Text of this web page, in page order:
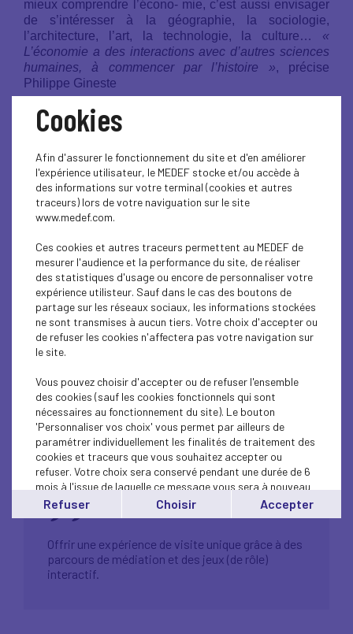
mieux comprendre l’écono- mie, c’est aussi envisager
de s’intéresser à la géographie, la sociologie,
l’architecture, l’art, la technologie, la culture… «
L’économie a des interactions avec d’autres sciences
humaines, à commencer par l’histoire », précise
Philippe Gineste
Un musée unique en Europe !
1/1
Offrir une expérience de visite unique grâce à des
parcours de médiation et des jeux (de rôle)
interactif.
Cookies
Afin d'assurer le fonctionnement du site et d'en améliorer
l'expérience utilisateur, le MEDEF stocke et/ou accède à
des informations sur votre terminal (cookies et autres
traceurs) lors de votre naviguation sur le site
www.medef.com.
Ces cookies et autres traceurs permettent au MEDEF de
mesurer l'audience et la performance du site, de réaliser
des statistiques d'usage ou encore de personnaliser votre
expérience utilisteur. Sauf dans le cas des boutons de
partage sur les réseaux sociaux, les informations stockées
ne sont transmises à aucun tiers. Votre choix d'accepter ou
de refuser les cookies n'affectera pas votre navigation sur
le site.
Vous pouvez choisir d'accepter ou de refuser l'ensemble
des cookies (sauf les cookies fonctionnels qui sont
nécessaires au fonctionnement du site). Le bouton
'Personnaliser vos choix' vous permet par ailleurs de
paramétrer individuellement les finalités de traitement des
cookies et traceurs que vous souhaitez accepter ou
refuser. Votre choix sera conservé pendant une durée de 6
mois à l'issue de laquelle ce message vous sera à nouveau
affiché..
Vous pouvez modifier votre choix à tout moment en
Refuser Choisir Accepter